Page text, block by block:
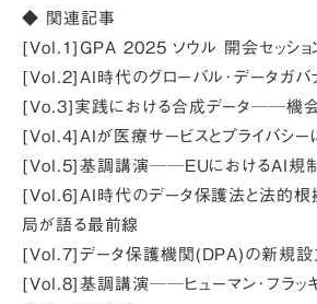
◆ 関連記事
[Vol.1]GPA 2025 ソウル 開会セッシ
[Vol.2]AI時代のグローバル･データガバ
[Vo.3]実践における合成データ──機
[Vol.4]AIが医療サービスとプライバシー
[Vol.5]基調講演──EUにおけるAI規
[Vol.6]AI時代のデータ保護法と法的
局が語る最前線
[Vol.7]データ保護機関(DPA)の新規設
[Vol.8]基調講演──ヒューマン･フラッキ